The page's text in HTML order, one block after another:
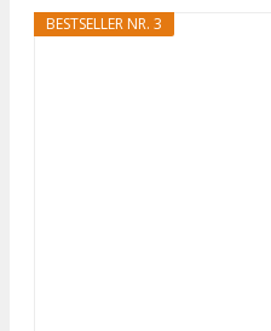
BESTSELLER NR. 3